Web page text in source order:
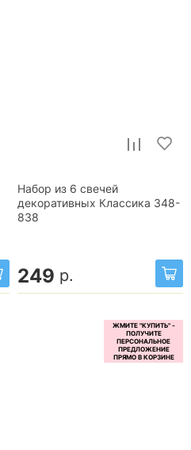
Набор из 6 свечей
декоративных Классика 348-
838
249 р.